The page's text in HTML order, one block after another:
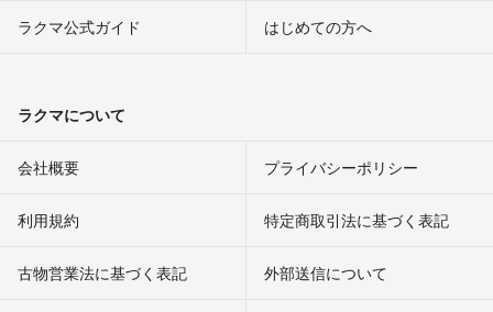
ラクマ公式ガイド はじめての方へ
ラクマについて
会社概要 プライバシーポリシー
利用規約 特定商取引法に基づく表記
古物営業法に基づく表記 外部送信について